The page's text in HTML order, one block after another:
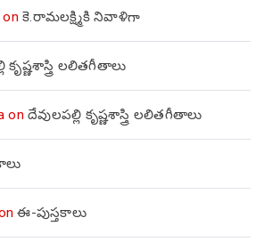
on కె.రామలక్ష్మికి నివాళిగా
కృష్ణశాస్త్రి లలితగీతాలు
on దేవులపల్లి కృష్ణశాస్త్రి లలితగీతాలు
ఈ-పుస్తకాలు